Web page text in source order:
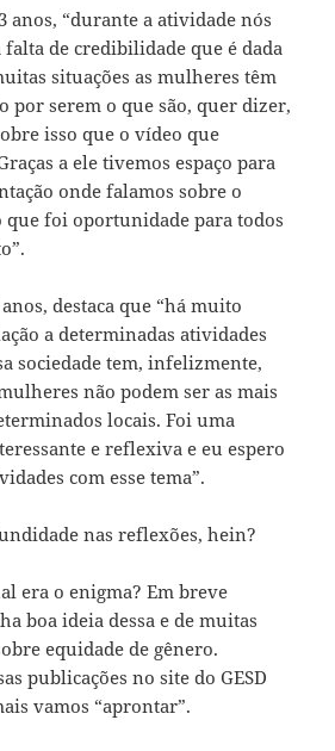
anos, “durante a atividade nós
de credibilidade que é dada
situações as mulheres têm
por serem o que são, quer dizer,
isso que o vídeo que
a ele tivemos espaço para
onde falamos sobre o
que foi oportunidade para todos
destaca que “há muito
a determinadas atividades
sociedade tem, infelizmente,
não podem ser as mais
locais. Foi uma
e reflexiva e eu espero
com esse tema”.
nas reflexões, hein?
era o enigma? Em breve
boa ideia dessa e de muitas
equidade de gênero.
publicações no site do GESD
vamos “aprontar”.